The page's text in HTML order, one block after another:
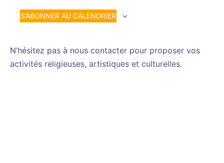
S’ABONNER AU CALENDRIER
N’hésitez pas à nous contacter pour proposer vos
activités religieuses, artistiques et culturelles.